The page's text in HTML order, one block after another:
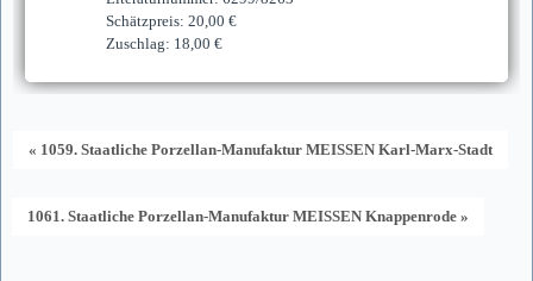
Schätzpreis: 20,00 €
Zuschlag: 18,00 €
« 1059. Staatliche Porzellan-Manufaktur MEISSEN Karl-Marx-Stadt
1061. Staatliche Porzellan-Manufaktur MEISSEN Knappenrode »